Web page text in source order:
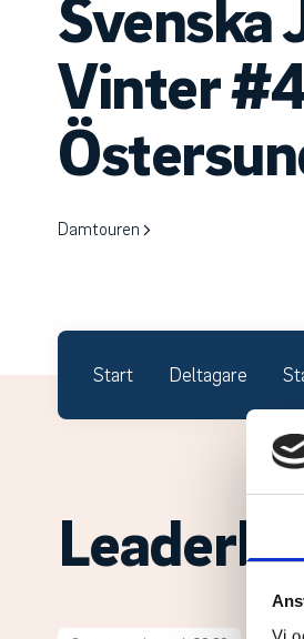
Svenska
Vinter
Damtouren
Start Deltagare